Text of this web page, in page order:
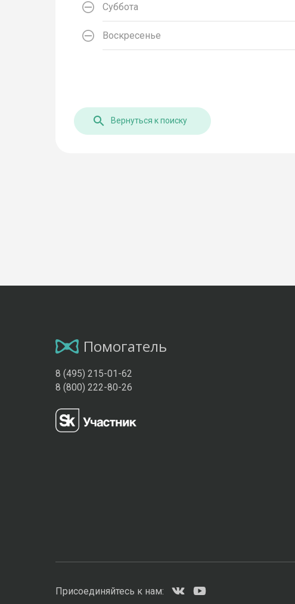
Суббота
Воскресенье
Вернуться к поиску
Помогатель
8 (495) 215-01-62
8 (800) 222-80-26
Присоединяйтесь к нам: